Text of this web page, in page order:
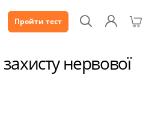
Пройти тест
Комплекс для захисту нервової
нервової